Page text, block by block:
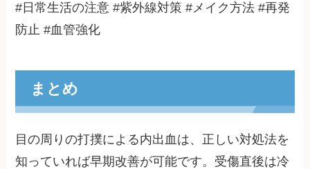
#日常生活の注意 #紫外線対策 #メイク方法 #再発
防止 #血管強化
まとめ
目の周りの打撲による内出血は、正しい対処法を
知っていれば早期改善が可能です。受傷直後は冷